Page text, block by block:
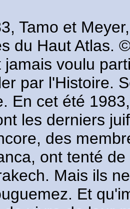
Tamo et
du Haut Atlas.
jamais voulu
par l'Histoire.
En cet été
les derniers
des
ont tenté
Mais ils
Et